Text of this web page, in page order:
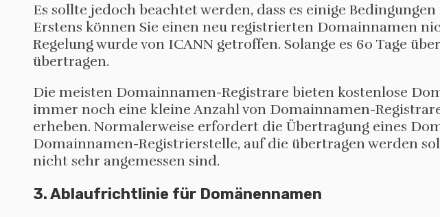
Es sollte jedoch beachtet werden, dass es einige
Erstens können Sie einen neu registrierten Domainnamen
Regelung wurde von ICANN getroffen. Solange es 60 Tage
übertragen.
Die meisten Domainnamen-Registrare bieten kostenlose
immer noch eine kleine Anzahl von Domainnamen-
erheben. Normalerweise erfordert die Übertragung eines
Domainnamen-Registrierstelle, auf die übertragen werden
nicht sehr angemessen sind.
3. Ablaufrichtlinie für Domänennamen